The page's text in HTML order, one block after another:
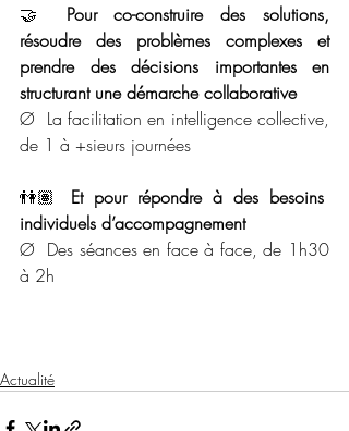
🤝 Pour co-construire des solutions,
résoudre des problèmes complexes et
prendre des décisions importantes en
structurant une démarche collaborative
Ø  La facilitation en intelligence collective,
de 1 à +sieurs journées
👫🏽 Et pour répondre à des besoins
individuels d’accompagnement
Ø  Des séances en face à face, de 1h30
à 2h
Actualité